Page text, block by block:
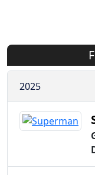
2025